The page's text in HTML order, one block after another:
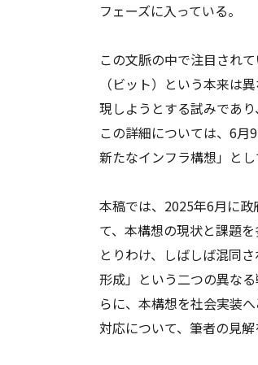
フェーズに入っている。
この文脈の中で注目され
（ビット）という本来は
現しようとする試みであ
この詳細については、6
新たなインフラ構想」と
本稿では、2025年6月に
て、本構想の現状と課題を
とりわけ、しばしば混同
形成」という二つの異な
らに、本構想を社会実装
対応について、筆者の見解